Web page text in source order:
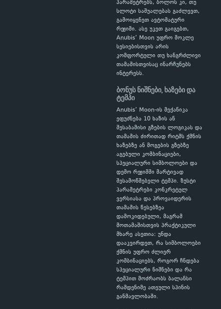
პარამეტრებს, ბოლოს კი, თუ
სლოტი საშუალებას გაძლევთ,
გამოიყენეთ ავტომატური
რეჟიმი. ასე უკეთ გაიგებთ,
Anubis’ Moon უფრო მოკლე
სესიებისთვის არის
კომფორტული თუ ხანგრძლივი
თამაშისთვისაც ინარჩუნებს
ინტერესს.
ბონუს ნიშნები, ხაზები და
ტემპი
Anubis’ Moon-ის მექანიკა
ეფუძნება 10 ხაზის ან
შესაბამისი გზების ლოგიკას და
თამაშის ძირითად რიტმს ქმნის
ხაზებზე ან მოგების გზებზე
აგებული კომბინაციები,
სპეციალური სიმბოლოები და
დემო რეჟიმში მარტივად
შესამოწმებელი ტემპი. ზუსტი
პარამეტრები კონკრეტულ
ვერსიასა და პროვაიდერის
თამაშის წესებზეა
დამოკიდებული, მაგრამ
მოთამაშისთვის პრაქტიკული
მხარე ასეთია: უნდა
დააკვირდეთ, რა სიმბოლოები
ქმნის უფრო ძლიერ
კომბინაციებს, როგორ ჩნდება
სპეციალური ნიშნები და რა
ტემპით მოძრაობს ბალანსი
რამდენიმე ათეული სპინის
განმავლობაში.